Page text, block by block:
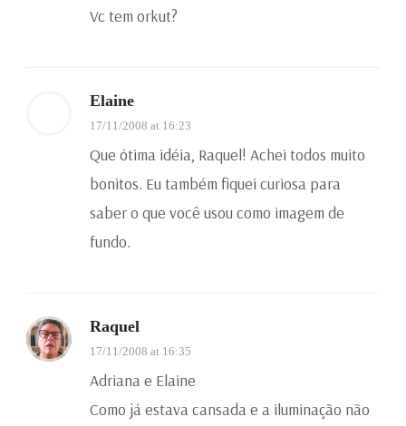
Vc tem orkut?
Elaine
17/11/2008 at 16:23
Que ótima idéia, Raquel! Achei todos muito
bonitos. Eu também fiquei curiosa para
saber o que você usou como imagem de
fundo.
Raquel
17/11/2008 at 16:35
Adriana e Elaine
Como já estava cansada e a iluminação não